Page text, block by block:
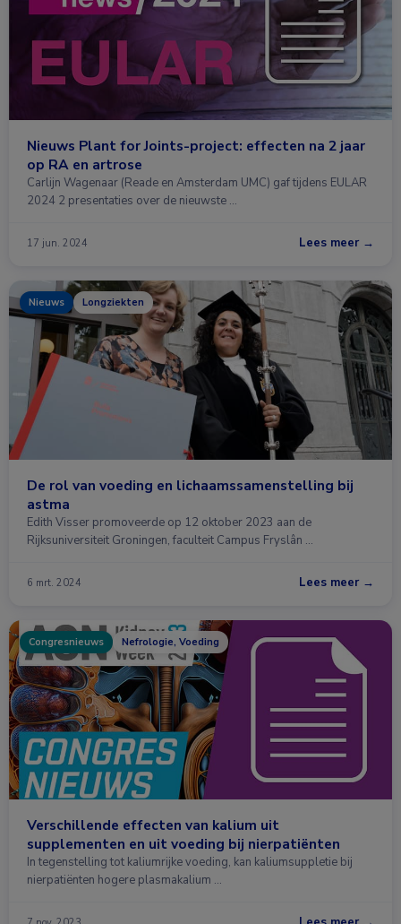
Nieuws Plant for Joints-project: effecten na 2 jaar
op RA en artrose
Carlijn Wagenaar (Reade en Amsterdam UMC) gaf tijdens EULAR
2024 2 presentaties over de nieuwste …
17 jun. 2024 Lees meer →
Nieuws Longziekten
De rol van voeding en lichaamssamenstelling bij
astma
Edith Visser promoveerde op 12 oktober 2023 aan de
Rijksuniversiteit Groningen, faculteit Campus Fryslân …
6 mrt. 2024 Lees meer →
Congresnieuws Nefrologie, Voeding
Verschillende effecten van kalium uit
supplementen en uit voeding bij nierpatiënten
In tegenstelling tot kaliumrijke voeding, kan kaliumsuppletie bij
nierpatiënten hogere plasmakalium …